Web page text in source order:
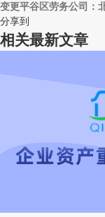
变更平谷区劳务公司：
分享到
相关最新文章